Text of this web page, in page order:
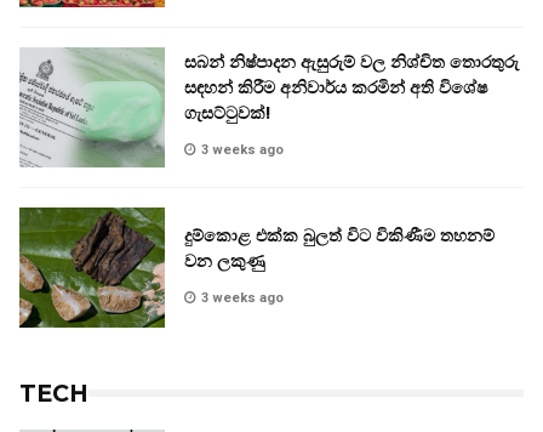
සබන් නිෂ්පාදන ඇසුරුම් වල නිශ්චිත තොරතුරු
සඳහන් කිරීම අනිවාර්ය කරමින් අති විශේෂ
ගැසට්ටුවක්!
3 weeks ago
දුම්කොළ එක්ක බුලත් විට විකිණීම තහනම්
වන ලකුණු
3 weeks ago
TECH